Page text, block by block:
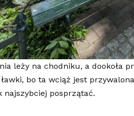
leży na chodniku, a dookoła
bo ta wciąż jest
najszybciej posprzątać.